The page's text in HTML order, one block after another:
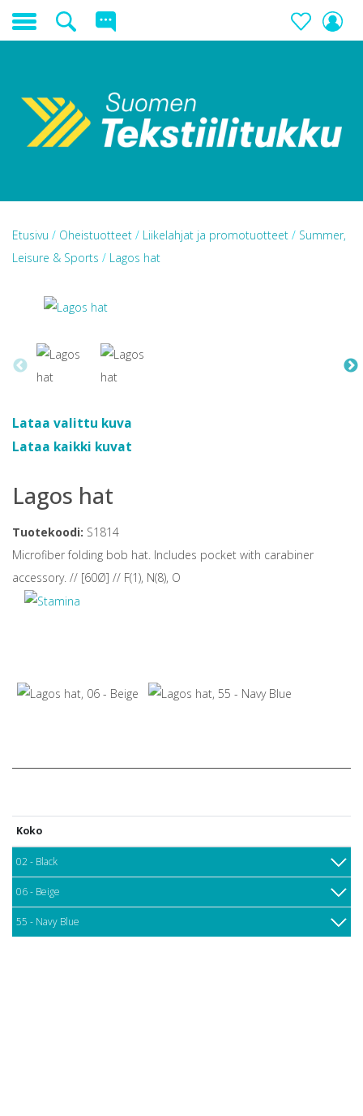
Etusivu / Oheistuotteet / Liikelahjat ja promotuotteet / Summer,
Leisure & Sports / Lagos hat
Lataa valittu kuva
Lataa kaikki kuvat
Lagos hat
Tuotekoodi: S1814
Microfiber folding bob hat. Includes pocket with carabiner
accessory. // [60Ø] // F(1), N(8), O
Koko
02 - Black
06 - Beige
55 - Navy Blue